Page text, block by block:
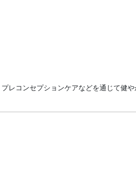
レコンセプションケアなどを通じて健